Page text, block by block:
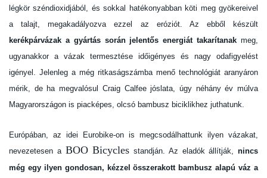
légkör széndioxidjából, és sokkal hatékonyabban köti meg gyökereivel
a talajt, megakadályozva ezzel az eróziót. Az ebből készült
kerékpárvázak a gyártás során jelentős energiát takarítanak meg,
ugyanakkor a vázak termesztése időigényes és nagy odafigyelést
igényel. Jelenleg a még ritkaságszámba menő technológiát aranyáron
mérik, de ha megvalósul Craig Calfee jóslata, úgy néhány év múlva
Magyarországon is piacképes, olcsó bambusz biciklikhez juthatunk.
Európában, az idei Eurobike-on is megcsodálhattunk ilyen vázakat,
nevezetesen a BOO Bicycles standján. Az eladók állítják,
nincs
még egy ilyen gondosan, kézzel összerakott bambusz alapú váz a